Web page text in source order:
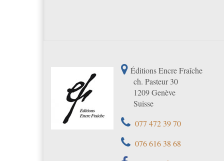
Éditions Encre Fraîche
ch. Pasteur 30
1209 Genève
Suisse
077 472 39 70
076 616 38 68